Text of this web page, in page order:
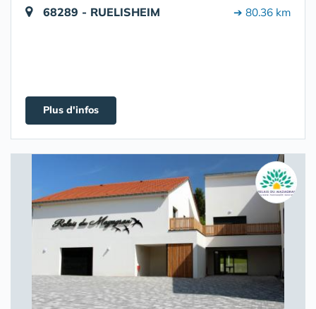
68289 - RUELISHEIM ➔ 80.36 km
Plus d'infos